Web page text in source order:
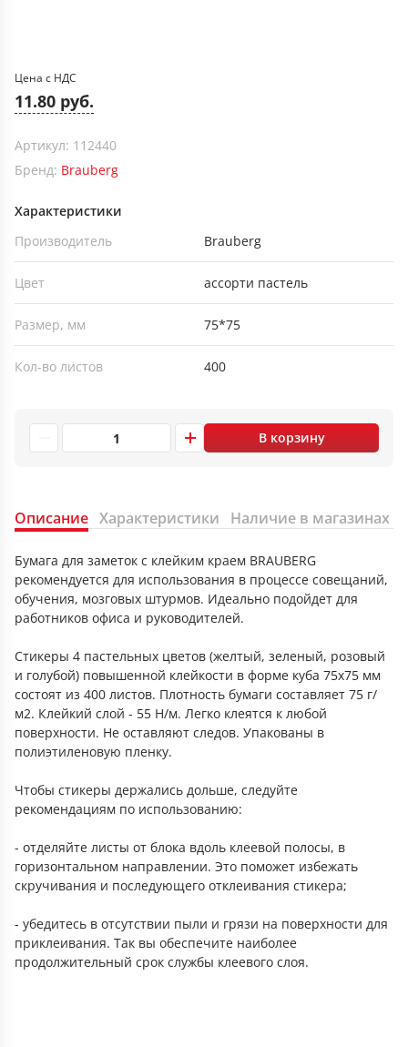
Цена с НДС
11.80 руб.
Артикул: 112440
Бренд: Brauberg
Характеристики
Производитель
Brauberg
Цвет ассорти пастель
Размер, мм 75*75
Кол-во листов 400
В корзину
Описание Характеристики Наличие в магазинах
Бумага для заметок с клейким краем BRAUBERG
рекомендуется для использования в процессе совещаний,
обучения, мозговых штурмов. Идеально подойдет для
работников офиса и руководителей.
Стикеры 4 пастельных цветов (желтый, зеленый, розовый
и голубой) повышенной клейкости в форме куба 75х75 мм
состоят из 400 листов. Плотность бумаги составляет 75 г/
м2. Клейкий слой - 55 Н/м. Легко клеятся к любой
поверхности. Не оставляют следов. Упакованы в
полиэтиленовую пленку.
Чтобы стикеры держались дольше, следуйте
рекомендациям по использованию:
- отделяйте листы от блока вдоль клеевой полосы, в
горизонтальном направлении. Это поможет избежать
скручивания и последующего отклеивания стикера;
- убедитесь в отсутствии пыли и грязи на поверхности для
приклеивания. Так вы обеспечите наиболее
продолжительный срок службы клеевого слоя.